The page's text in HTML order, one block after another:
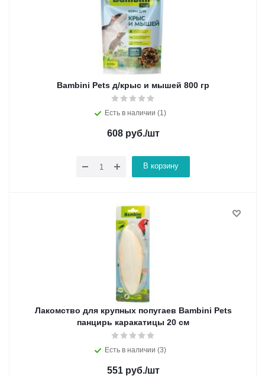
Bambini Pets д/крыс и мышей 800 гр
Есть в наличии (1)
608руб./шт
В корзину
Лакомство для крупных попугаев Bambini Pets
панцирь каракатицы 20 см
Есть в наличии (3)
551руб./шт